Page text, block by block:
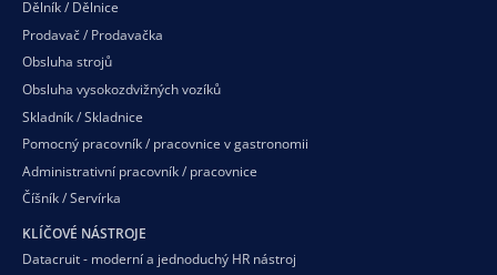
Dělník / Dělnice
Prodavač / Prodavačka
Obsluha strojů
Obsluha vysokozdvižných vozíků
Skladník / Skladnice
Pomocný pracovník / pracovnice v gastronomii
Administrativní pracovník / pracovnice
Číšník / Servírka
KLÍČOVÉ NÁSTROJE
Datacruit - moderní a jednoduchý HR nástroj